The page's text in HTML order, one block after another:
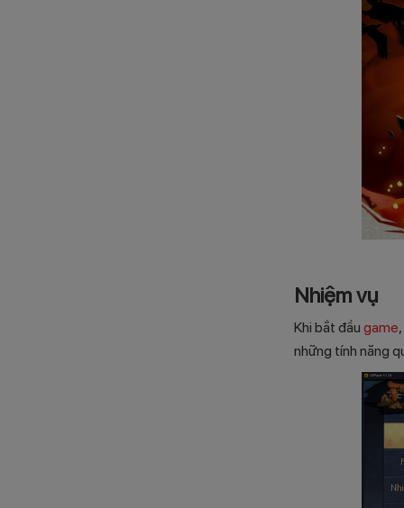
Nhiệm vụ
Khi bắt đầu game
những tính năng